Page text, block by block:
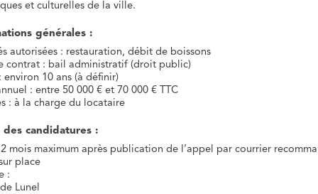
et culturelles de la ville.
générales :
autorisées : restauration, débit de boissons
contrat : bail administratif (droit public)
environ 10 ans (à définir)
: entre 50 000 € et 70 000 € TTC
: à la charge du locataire
candidatures :
mois maximum après publication de l’appel par courrier
place
:
Lunel